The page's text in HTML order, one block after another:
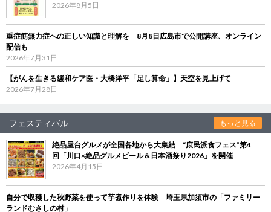
2026年8月5日
重症筋無力症への正しい知識と理解を 8月8日広島市で公開講座、オンライン
配信も
2026年7月31日
【がんを生きる緩和ケア医・大橋洋平「足し算命」】天空を見上げて
2026年7月28日
フェスティバル もっと見る
絶品屋台グルメが全国各地から大集結 “庶民派食フェス”第4
回「川口×絶品グルメビール＆日本酒祭り2026」を開催
2026年4月15日
自分で収穫した秋野菜を使って芋煮作りを体験 埼玉県加須市の「ファミリー
ランドむさしの村」